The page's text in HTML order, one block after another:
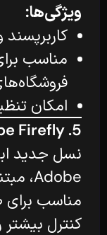
ویژگی‌ها:
مناسب
امکان
5. Adobe Firefly
نسل جدید
Adobe، مبتنی بر هوش مصنوعی.
مناسب برای
کنترل